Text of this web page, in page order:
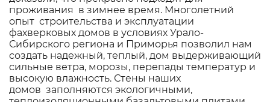
проживания в зимнее время. Многолетний
опыт строительства и эксплуатации
фахверковых домов в условиях Урало-
Сибирского региона и Приморья позволил нам
создать надежный, теплый, дом выдерживающий
сильные ветра, морозы, перепады температур и
высокую влажность. Стены наших
домов заполняются экологичными,